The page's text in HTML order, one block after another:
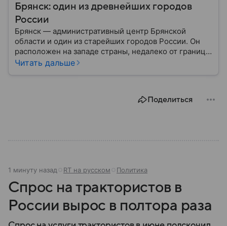
Брянск: один из древнейших городов
России
Брянск — административный центр Брянской
области и один из старейших городов России. Он
расположен на западе страны, недалеко от границ с
Белоруссией и Украиной, и известен своей
Читать дальше
Поделиться
1 минуту назад RT на русском Политика
Спрос на трактористов в
России вырос в полтора раза